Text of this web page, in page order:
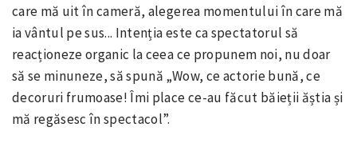
care mă uit în cameră, alegerea momentului în care mă
ia vântul pe sus... Intenția este ca spectatorul să
reacționeze organic la ceea ce propunem noi, nu doar
să se minuneze, să spună „Wow, ce actorie bună, ce
decoruri frumoase! Îmi place ce-au făcut băieții ăștia și
mă regăsesc în spectacol”.